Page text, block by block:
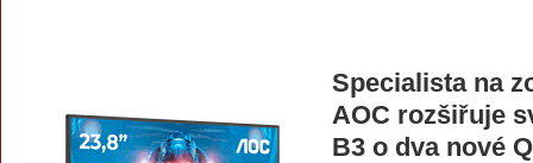
Specialista na
AOC rozšiřuje
B3 o dva nové